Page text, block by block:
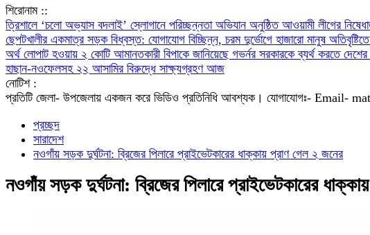
শিরোনাম ::
‎ত্রিশালে ‘চলো অভ্যাস বদলাই’ স্লোগানে পরিচ্ছন্নতা অভিযান অনুষ্ঠিত আওয়ামী লীগের
ছেপটখালীর একমাত্র সড়ক বিধ্বস্ত: যোগাযোগ বিচ্ছিন্ন, চরম দুর্ভোগে হাজারো মানুষ
অর্থ লোপাট হওয়ায় ২ কোটি আমানতকারী বিপাকে জানিয়েছে গভর্নর সরকারকে ব্যর্থ করতে
হাছান-নওফেলসহ ২২ আসামির বিরুদ্ধে সাক্ষ্যগ্রহণ আজ
নোটিশ :
প্রতিটি জেলা- উপজেলায় একজন করে ভিডিও প্রতিনিধি আবশ্যক। যোগাযোগঃ-
প্রচ্ছদ
সারাদেশ
নওগাঁয় সড়ক দুর্ঘটনা: ব্রিজের পিলারে প্রাইভেটকারের ধাক্কায় প্রাণ গেল ২ জনের
নওগাঁয় সড়ক দুর্ঘটনা: ব্রিজের পিলারে প্রাইভেটকারের